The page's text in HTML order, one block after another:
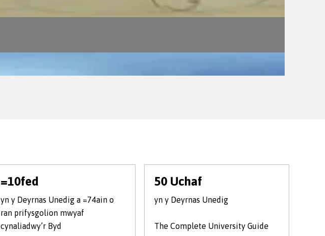
=10fed
yn y Deyrnas Unedig a =74ain o
ran prifysgolion mwyaf
cynaliadwy’r Byd
50 Uchaf
yn y Deyrnas Unedig
The Complete University Guide